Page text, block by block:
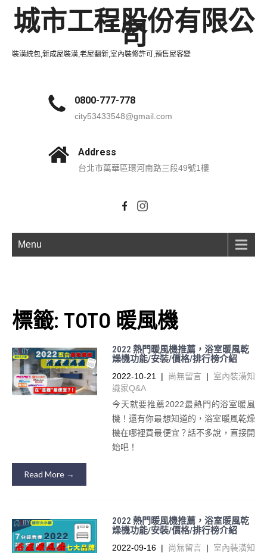
城市工程股份有限公
司
裝潢統包,新成屋裝潢,老屋翻新,室內裝修許可,預售屋客變
0800-777-778
city53433548@gmail.com
Address
台北市萬華區環河南路三段49號1樓
Menu
標籤: TOTO 暖風機
2022 熱門暖風機推薦，浴室暖風乾
燥機功能/安裝/價格/排行榜介紹
2022-10-21 | 尚無留言 | 室內裝潢知
識家Q&A
今天就要推薦2022最熱門的浴室暖風
機！還有你最想知道的，浴室暖風乾燥
機在哪裡買最便宜？話不多說，直接開
始吧！
Read More →
2022 熱門暖風機推薦，浴室暖風乾
燥機功能/安裝/價格/排行榜介紹
2022-09-16 | 尚無留言 | 室內裝潢知